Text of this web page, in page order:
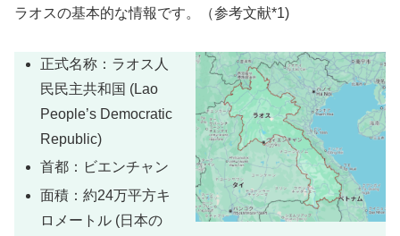
ラオスの基本的な情報です。（参考文献*1)
正式名称：ラオス人
民民主共和国 (Lao
People’s Democratic
Republic)
首都：ビエンチャン
面積：約24万平方キ
ロメートル (日本の